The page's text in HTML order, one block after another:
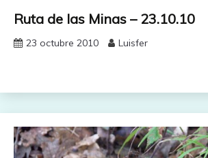
Ruta de las Minas – 23.10.10
23 octubre 2010 Luisfer